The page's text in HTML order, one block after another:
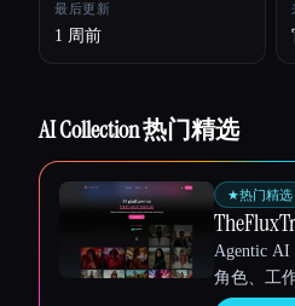
最后更新
1 周前
AI Collection 热门精选
★热门精选
Agentic AI
角色、工